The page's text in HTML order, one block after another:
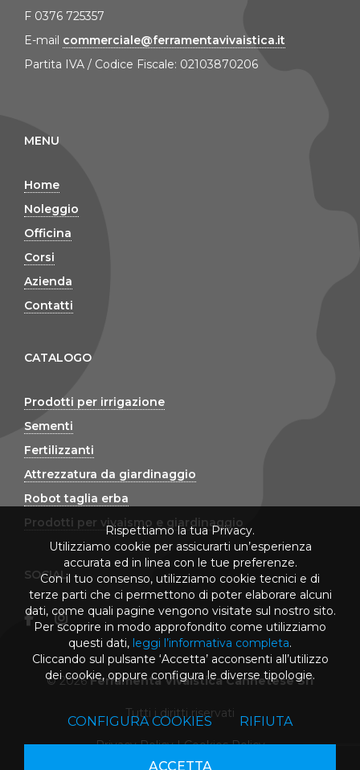
F 0376 725357
E-mail commerciale@ferramentavivaistica.it
Partita IVA / Codice Fiscale: 02103870206
MENU
Home
Noleggio
Officina
Corsi
Azienda
Contatti
CATALOGO
Prodotti per irrigazione
Sementi
Fertilizzanti
Attrezzatura da giardinaggio
Robot taglia erba
Prodotti per vivaismo e giardinaggio
SOCIAL
© 2026Ferramenta Vivaistica Cannetese Srl
Tutti i diritti riservati
Privacy Policy|Cookies Policy
Rispettiamo la tua Privacy.
Utilizziamo cookie per assicurarti un’esperienza
accurata ed in linea con le tue preferenze.
Con il tuo consenso, utilizziamo cookie tecnici e di
terze parti che ci permettono di poter elaborare alcuni
dati, come quali pagine vengono visitate sul nostro sito.
Per scoprire in modo approfondito come utilizziamo
questi dati, leggi l’informativa completa.
Cliccando sul pulsante ‘Accetta’ acconsenti all’utilizzo
dei cookie, oppure configura le diverse tipologie.
CONFIGURA COOKIES RIFIUTA
ACCETTA